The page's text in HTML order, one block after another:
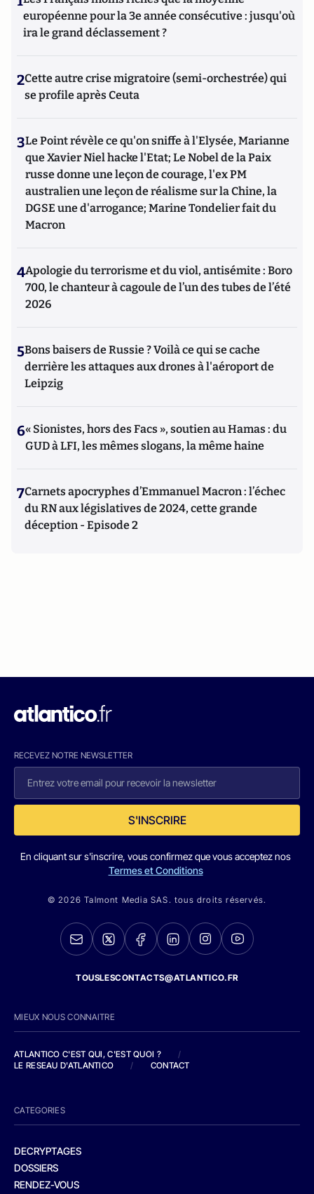
européenne pour la 3e année consécutive : jusqu'où
ira le grand déclassement ?
2Cette autre crise migratoire (semi-orchestrée) qui
se profile après Ceuta
3Le Point révèle ce qu'on sniffe à l'Elysée, Marianne
que Xavier Niel hacke l'Etat; Le Nobel de la Paix
russe donne une leçon de courage, l'ex PM
australien une leçon de réalisme sur la Chine, la
DGSE une d'arrogance; Marine Tondelier fait du
Macron
4Apologie du terrorisme et du viol, antisémite : Boro
700, le chanteur à cagoule de l’un des tubes de l’été
2026
5Bons baisers de Russie ? Voilà ce qui se cache
derrière les attaques aux drones à l'aéroport de
Leipzig
6« Sionistes, hors des Facs », soutien au Hamas : du
GUD à LFI, les mêmes slogans, la même haine
7Carnets apocryphes d’Emmanuel Macron : l’échec
du RN aux législatives de 2024, cette grande
déception - Episode 2
RECEVEZ NOTRE NEWSLETTER
S'INSCRIRE
En cliquant sur s'inscrire, vous confirmez que vous acceptez nos
Termes et Conditions
© 2026 Talmont Media SAS. tous droits réservés.
TOUSLESCONTACTS@ATLANTICO.FR
MIEUX NOUS CONNAITRE
ATLANTICO C'EST QUI, C'EST QUOI ?
/
LE RESEAU D'ATLANTICO
/ CONTACT
CATEGORIES
DECRYPTAGES
DOSSIERS
RENDEZ-VOUS